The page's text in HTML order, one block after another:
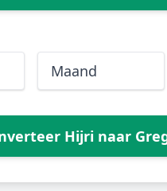
Hijri naar